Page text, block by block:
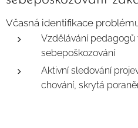
Včasná identifikace
Vzdělávání pedagogů
sebepoškozování
Aktivní sledování
chování, skrytá